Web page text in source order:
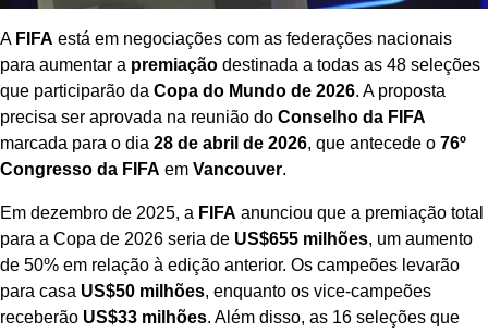
A FIFA está em negociações com as federações nacionais
para aumentar a premiação destinada a todas as 48 seleções
que participarão da Copa do Mundo de 2026. A proposta
precisa ser aprovada na reunião do Conselho da FIFA
marcada para o dia 28 de abril de 2026, que antecede o 76º
Congresso da FIFA em Vancouver.
Em dezembro de 2025, a FIFA anunciou que a premiação total
para a Copa de 2026 seria de US$655 milhões, um aumento
de 50% em relação à edição anterior. Os campeões levarão
para casa US$50 milhões, enquanto os vice-campeões
receberão US$33 milhões. Além disso, as 16 seleções que